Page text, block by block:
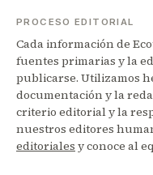
PROCESO EDITORIAL
Cada información de
fuentes primarias y la
publicarse. Utilizamos
documentación y la
criterio editorial y la
nuestros editores
editoriales y conoce al